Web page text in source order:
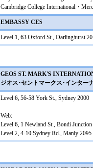
Cambridge College International・
EMBASSY CES
Level 1, 63 Oxford St., Darlinghurst
GEOS ST. MARK'S
ジオス･セントマークス･インター
Level 6, 56-58 York St., Sydney 2000
Web:
Level 6, 1 Newland St., Bondi
Level 2, 4-10 Sydney Rd., Manly 2095